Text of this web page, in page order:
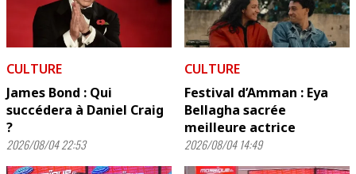
CULTURE
James Bond : Qui
succédera à Daniel Craig
?
2026/08/04 22:53
CULTURE
Festival d’Amman : Eya
Bellagha sacrée
meilleure actrice
2026/08/04 14:49